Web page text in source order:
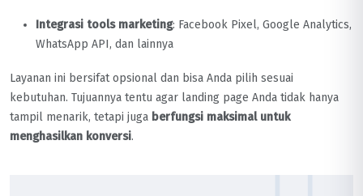
Integrasi tools marketing: Facebook Pixel, Google Analytics,
WhatsApp API, dan lainnya
Layanan ini bersifat opsional dan bisa Anda pilih sesuai
kebutuhan. Tujuannya tentu agar landing page Anda tidak hanya
tampil menarik, tetapi juga berfungsi maksimal untuk
menghasilkan konversi.